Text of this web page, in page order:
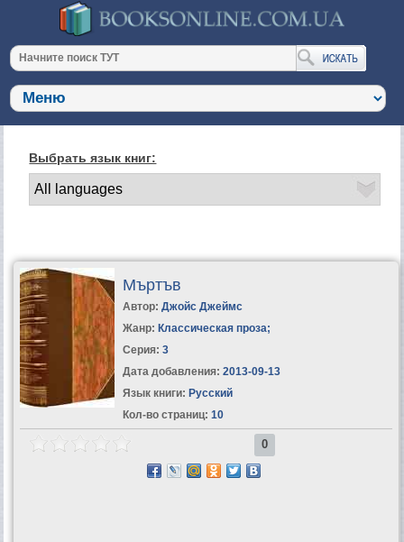
Выбрать язык книг:
Мъртъв
Автор: Джойс Джеймс
Жанр: Классическая проза;
Серия: 3
Дата добавления: 2013-09-13
Язык книги: Русский
Кол-во страниц: 10
0